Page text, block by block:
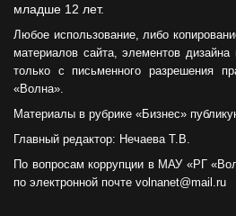
младше 12 лет.
Любое использование, либо
материалов сайта, элементов
только с письменного разрешения
«Волна».
Материалы в рубрике «Бизнес»
Главный редактор: Нечаева Т.В.
По вопросам коррупции в МАУ «РГ
по электронной почте volnanet@mail.ru